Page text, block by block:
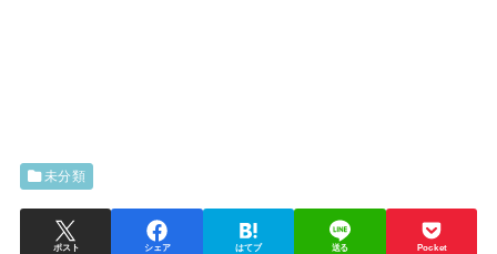
未分類
ポスト シェア はてブ 送る Pocket